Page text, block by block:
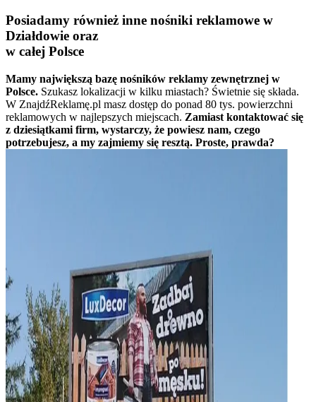
Posiadamy również inne nośniki reklamowe w
Działdowie oraz
w całej Polsce
Mamy największą bazę nośników reklamy zewnętrznej w
Polsce. Szukasz lokalizacji w kilku miastach? Świetnie się składa.
W ZnajdźReklamę.pl masz dostęp do ponad 80 tys. powierzchni
reklamowych w najlepszych miejscach. Zamiast kontaktować się
z dziesiątkami firm, wystarczy, że powiesz nam, czego
potrzebujesz, a my zajmiemy się resztą. Proste, prawda?